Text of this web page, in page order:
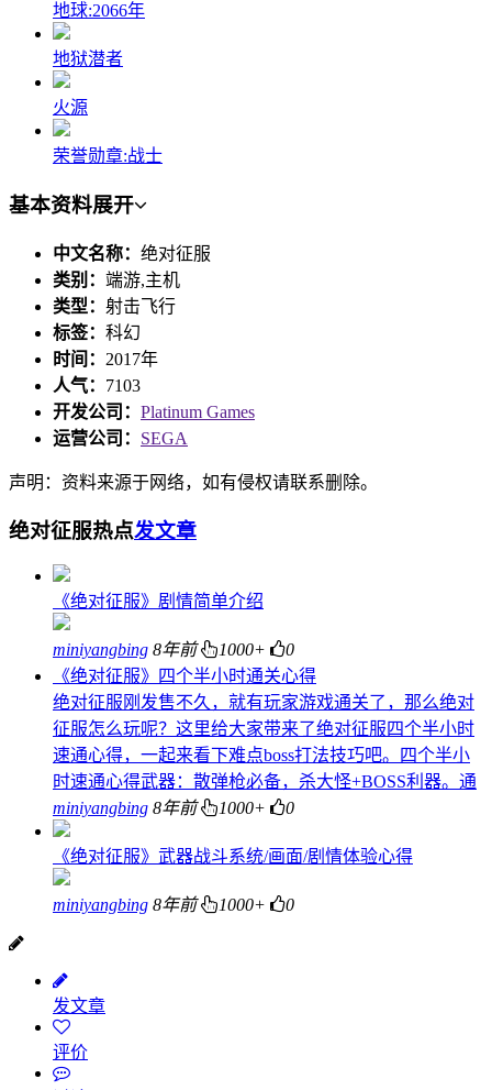
地球:2066年
地狱潜者
火源
荣誉勋章:战士
基本资料展开
中文名称： 绝对征服
类别： 端游,主机
类型： 射击飞行
标签： 科幻
时间： 2017年
人气： 7103
开发公司： Platinum Games
运营公司： SEGA
声明：资料来源于网络，如有侵权请联系删除。
绝对征服热点发文章
《绝对征服》剧情简单介绍
miniyangbing 8年前 1000+
0
《绝对征服》四个半小时通关心得
绝对征服刚发售不久，就有玩家游戏通关了，那么绝对
征服怎么玩呢？这里给大家带来了绝对征服四个半小时
速通心得，一起来看下难点boss打法技巧吧。四个半小
时速通心得武器：散弹枪必备，杀大怪+BOSS利器。通
miniyangbing 8年前 1000+ 0
《绝对征服》武器战斗系统/画面/剧情体验心得
miniyangbing 8年前 1000+ 0
发文章
评价